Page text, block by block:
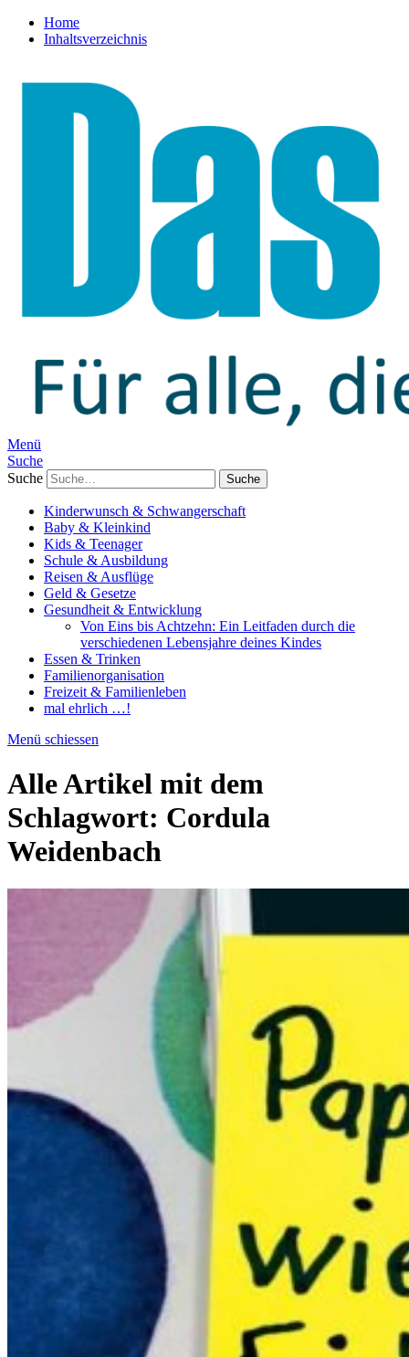
Home
Inhaltsverzeichnis
Menü
Suche
Suche
Kinderwunsch & Schwangerschaft
Baby & Kleinkind
Kids & Teenager
Schule & Ausbildung
Reisen & Ausflüge
Geld & Gesetze
Gesundheit & Entwicklung
Von Eins bis Achtzehn: Ein Leitfaden durch die
verschiedenen Lebensjahre deines Kindes
Essen & Trinken
Familienorganisation
Freizeit & Familienleben
mal ehrlich …!
Menü schiessen
Alle Artikel mit dem
Schlagwort: Cordula
Weidenbach